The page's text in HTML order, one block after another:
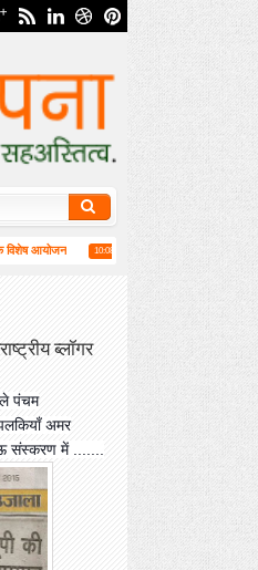
आयोजन 10:08 AM
हाईकु गंगा पटल पर हाइगा की
ब्लॉगर
पंचम
अमर
संस्करण में .......